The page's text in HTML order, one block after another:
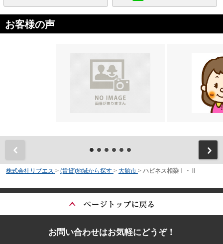
お客様の声
株式会社リブエス > (賃貸)地域から探す > 大館市 > ハピネス相染Ⅰ・Ⅱ
お問い合わせはお気軽にどうぞ！